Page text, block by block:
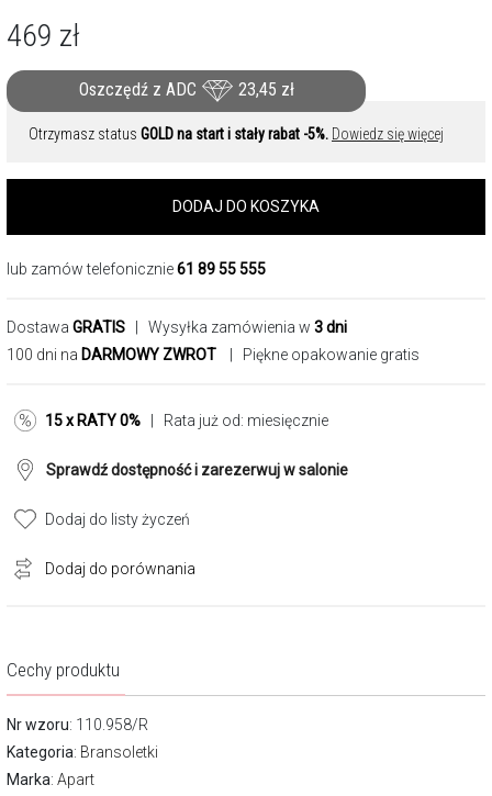
469 zł
Oszczędź z ADC 23,45 zł
Otrzymasz status GOLD na start i stały rabat -5%. Dowiedz się więcej
DODAJ DO KOSZYKA
lub zamów telefonicznie61 89 55 555
Dostawa GRATIS | Wysyłka zamówienia w 3 dni
100 dni na DARMOWY ZWROT | Piękne opakowanie gratis
15 x RATY 0% | Rata już od: miesięcznie
Sprawdź dostępność i zarezerwuj w salonie
Dodaj do listy życzeń
Dodaj do porównania
Cechy produktu
Nr wzoru: 110.958/R
Kategoria: Bransoletki
Marka: Apart